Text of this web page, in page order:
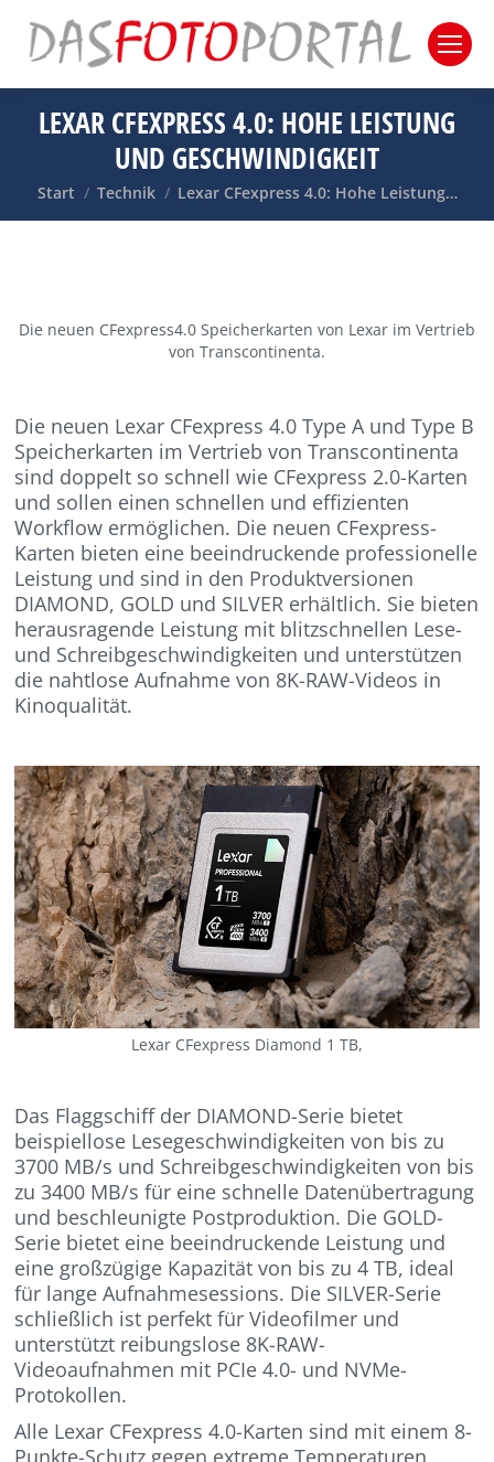
LEXAR CFEXPRESS 4.0: HOHE LEISTUNG
UND GESCHWINDIGKEIT
Sie befinden sich hier:
Start Technik Lexar CFexpress 4.0: Hohe Leistung…
Die neuen CFexpress4.0 Speicherkarten von Lexar im Vertrieb
von Transcontinenta.
Die neuen Lexar CFexpress 4.0 Type A und Type B
Speicherkarten im Vertrieb von Transcontinenta
sind doppelt so schnell wie CFexpress 2.0-Karten
und sollen einen schnellen und effizienten
Workflow ermöglichen. Die neuen CFexpress-
Karten bieten eine beeindruckende professionelle
Leistung und sind in den Produktversionen
DIAMOND, GOLD und SILVER erhältlich. Sie bieten
herausragende Leistung mit blitzschnellen Lese-
und Schreibgeschwindigkeiten und unterstützen
die nahtlose Aufnahme von 8K-RAW-Videos in
Kinoqualität.
Lexar CFexpress Diamond 1 TB,
Das Flaggschiff der DIAMOND-Serie bietet
beispiellose Lesegeschwindigkeiten von bis zu
3700 MB/s und Schreibgeschwindigkeiten von bis
zu 3400 MB/s für eine schnelle Datenübertragung
und beschleunigte Postproduktion. Die GOLD-
Serie bietet eine beeindruckende Leistung und
eine großzügige Kapazität von bis zu 4 TB, ideal
für lange Aufnahmesessions. Die SILVER-Serie
schließlich ist perfekt für Videofilmer und
unterstützt reibungslose 8K-RAW-
Videoaufnahmen mit PCIe 4.0- und NVMe-
Protokollen.
Alle Lexar CFexpress 4.0-Karten sind mit einem 8-
Punkte-Schutz gegen extreme Temperaturen,